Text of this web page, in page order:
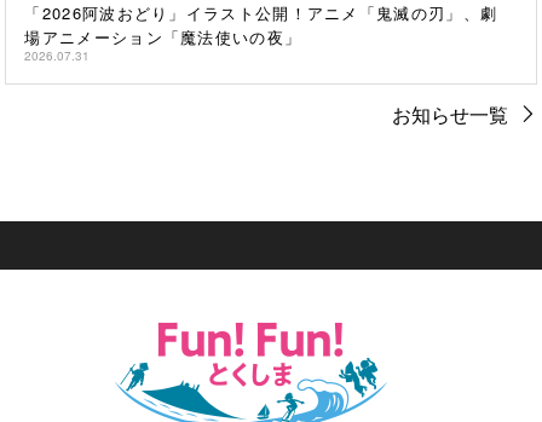
「2026阿波おどり」イラスト公開！アニメ「鬼滅の刃」、劇
場アニメーション「魔法使いの夜」
2026.07.31
お知らせ一覧